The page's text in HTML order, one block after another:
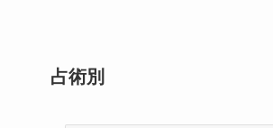
占術別